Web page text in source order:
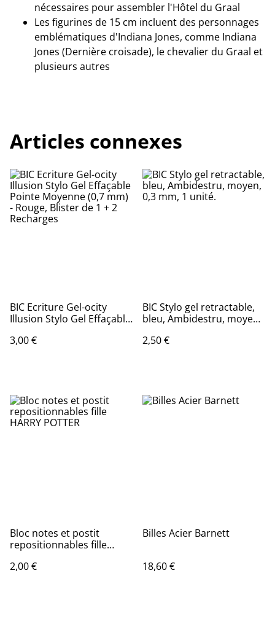
nécessaires pour assembler l'Hôtel du Graal
Les figurines de 15 cm incluent des personnages
emblématiques d'Indiana Jones, comme Indiana
Jones (Dernière croisade), le chevalier du Graal et
plusieurs autres
Articles connexes
BIC Ecriture Gel-ocity
Illusion Stylo Gel Effaçable
- Rouge, Blister de 1 + 2
3,00 €
BIC Stylo gel retractable,
bleu, Ambidestru, moyen,
2,50 €
Bloc notes et postit
repositionnables fille
2,00 €
Billes Acier Barnett
18,60 €